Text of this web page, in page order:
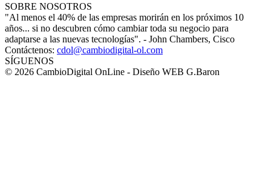
SOBRE NOSOTROS
"Al menos el 40% de las empresas morirán en los próximos 10
años... si no descubren cómo cambiar toda su negocio para
adaptarse a las nuevas tecnologías". - John Chambers, Cisco
Contáctenos: cdol@cambiodigital-ol.com
SÍGUENOS
© 2026 CambioDigital OnLine - Diseño WEB G.Baron